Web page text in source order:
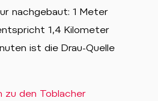
nachgebaut: 1 Meter
1,4 Kilometer
ist die Drau-Quelle
zu den Toblacher